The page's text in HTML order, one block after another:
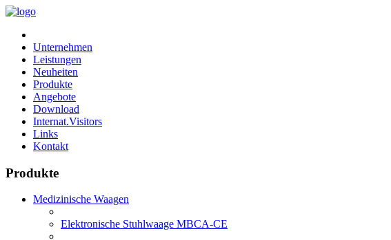
Unternehmen
Leistungen
Neuheiten
Produkte
Angebote
Download
Internat.Visitors
Links
Kontakt
Produkte
Medizinische Waagen
Elektronische Stuhlwaage MBCA-CE